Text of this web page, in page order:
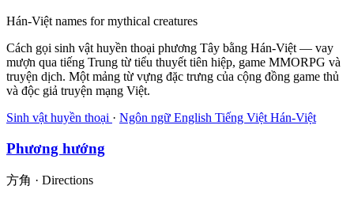
Hán-Việt names for mythical creatures
Cách gọi sinh vật huyền thoại phương Tây bằng Hán-Việt — vay
mượn qua tiếng Trung từ tiểu thuyết tiên hiệp, game MMORPG và
truyện dịch. Một mảng từ vựng đặc trưng của cộng đồng game thủ
và độc giả truyện mạng Việt.
Sinh vật huyền thoại · Ngôn ngữ English Tiếng Việt Hán-Việt
Phương hướng
方角 · Directions